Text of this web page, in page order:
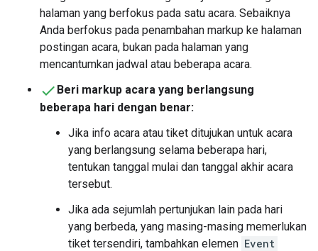
halaman yang berfokus pada satu acara. Sebaiknya
Anda berfokus pada penambahan markup ke halaman
postingan acara, bukan pada halaman yang
mencantumkan jadwal atau beberapa acara.
Beri markup acara yang berlangsung
beberapa hari dengan benar:
Jika info acara atau tiket ditujukan untuk acara
yang berlangsung selama beberapa hari,
tentukan tanggal mulai dan tanggal akhir acara
tersebut.
Jika ada sejumlah pertunjukan lain pada hari
yang berbeda, yang masing-masing memerlukan
tiket tersendiri, tambahkan elemen Event